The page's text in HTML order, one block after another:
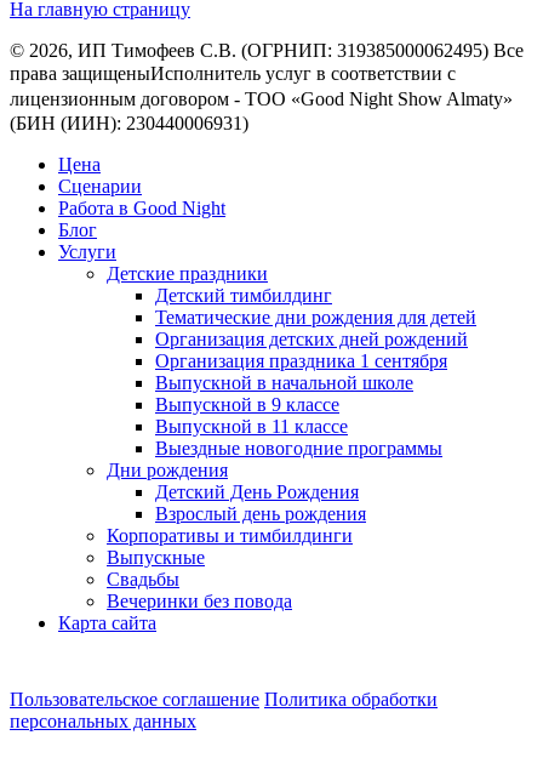
На главную страницу
© 2026, ИП Тимофеев С.В. (ОГРНИП: 319385000062495) Все
права защищеныㅤㅤㅤㅤㅤㅤㅤㅤㅤㅤИсполнитель услуг в соответствии с
лицензионным договором - ㅤㅤㅤㅤㅤㅤТОО «Good Night Show Almaty»
(БИН (ИИН): 230440006931)
Цена
Сценарии
Работа в Good Night
Блог
Услуги
Детские праздники
Детский тимбилдинг
Тематические дни рождения для детей
Организация детских дней рождений
Организация праздника 1 сентября
Выпускной в начальной школе
Выпускной в 9 классе
Выпускной в 11 классе
Выездные новогодние программы
Дни рождения
Детский День Рождения
Взрослый день рождения
Корпоративы и тимбилдинги
Выпускные
Свадьбы
Вечеринки без повода
Карта сайта
Пользовательское соглашение Политика обработки
персональных данных